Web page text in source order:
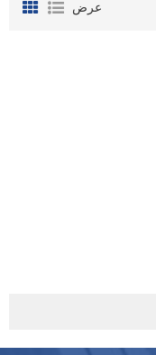
عرض